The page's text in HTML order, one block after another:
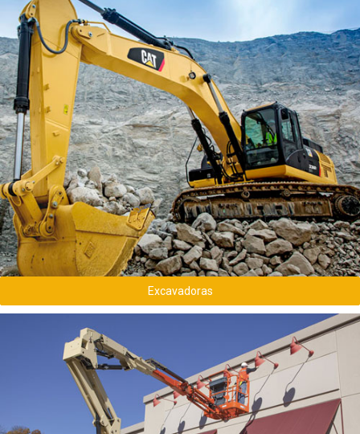
Conoce todas las excavadoras usadas
disponibles
Excavadoras